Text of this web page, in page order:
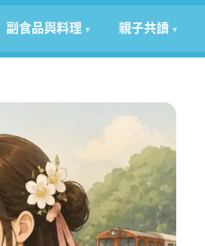
副食品與料理 親子共讀